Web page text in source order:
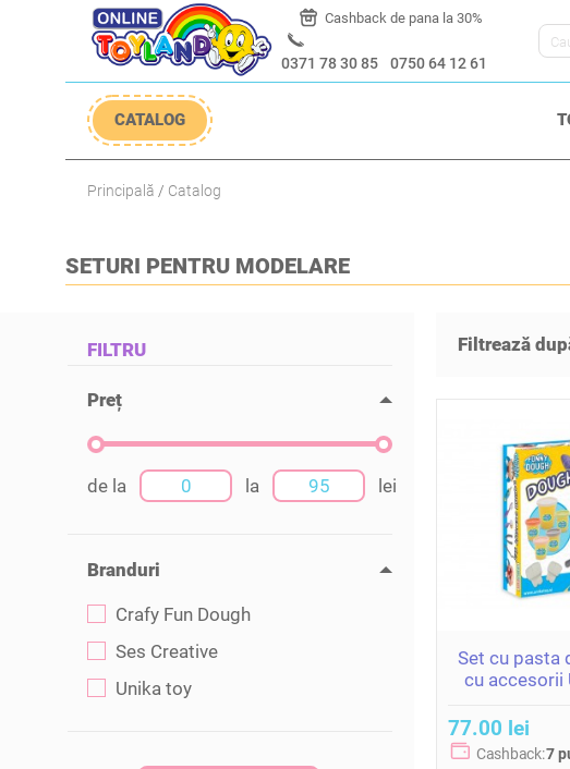
Livrare timp de 5-10 zile Cashback de pana la 30%
0371 78 30 85 0750 64 12 61
CATALOG
Principală Catalog
SETURI PENTRU MODELARE
FILTRU
Preț
de la la lei
Branduri
Crafy Fun Dough
Ses Creative
Unika toy
Filtrează
Set cu pasta
cu accesorii
77.00 lei
Cashback:7